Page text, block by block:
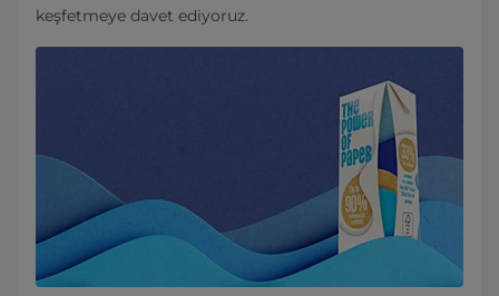
keşfetmeye davet ediyoruz.